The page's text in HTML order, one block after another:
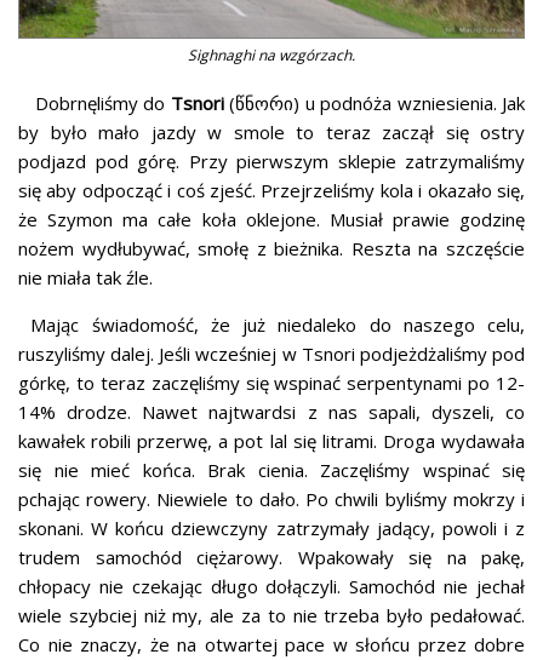
Sighnaghi na wzgórzach.
Dobrnęliśmy do Tsnori(წნორი) u podnóża wzniesienia. Jak
by było mało jazdy w smole to teraz zaczął się ostry
podjazd pod górę. Przy pierwszym sklepie zatrzymaliśmy
się aby odpocząć i coś zjeść. Przejrzeliśmy kola i okazało się,
że Szymon ma całe koła oklejone. Musiał prawie godzinę
nożem wydłubywać, smołę z bieżnika. Reszta na szczęście
nie miała tak źle.
Mając świadomość, że już niedaleko do naszego celu,
ruszyliśmy dalej. Jeśli wcześniej w Tsnori podjeżdżaliśmy pod
górkę, to teraz zaczęliśmy się wspinać serpentynami po 12-
14% drodze. Nawet najtwardsi z nas sapali, dyszeli, co
kawałek robili przerwę, a pot lal się litrami. Droga wydawała
się nie mieć końca. Brak cienia. Zaczęliśmy wspinać się
pchając rowery. Niewiele to dało. Po chwili byliśmy mokrzy i
skonani. W końcu dziewczyny zatrzymały jadący, powoli i z
trudem samochód ciężarowy. Wpakowały się na pakę,
chłopacy nie czekając długo dołączyli. Samochód nie jechał
wiele szybciej niż my, ale za to nie trzeba było pedałować.
Co nie znaczy, że na otwartej pace w słońcu przez dobre